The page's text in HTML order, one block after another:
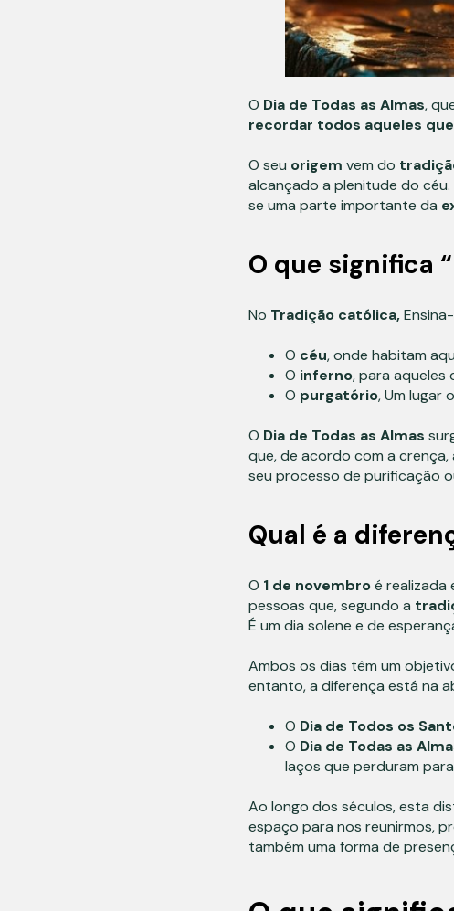
O Dia de Todas as Almas,
recordar todos aqueles
O seu origem vem do
alcançado a plenitude do
se uma parte importante da
O que significa
No Tradição católica,
O céu, onde habitam
O inferno, para aqueles
O purgatório, Um lugar
O Dia de Todas as Almas
que, de acordo com a
seu processo de purificação
Qual é a
O 1 de novembroé realizada
pessoas que, segundo a
É um dia solene e de
Ambos os dias têm um
entanto, a diferença está na
O Dia de Todos os
O Dia de Todas as
laços que perduram
Ao longo dos séculos, esta
espaço para nos reunirmos,
também uma forma de